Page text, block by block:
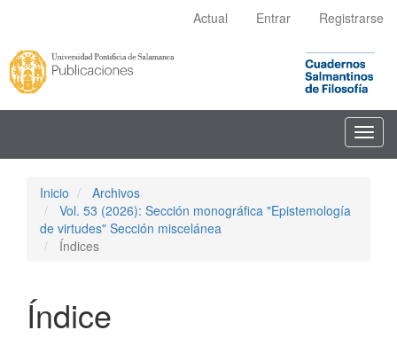
principal
Barra
lateral
Actual Entrar Registrarse
Inicio
Archivos
Vol. 53 (2026): Sección monográfica "Epistemología
de virtudes" Sección miscelánea
Índices
Índice